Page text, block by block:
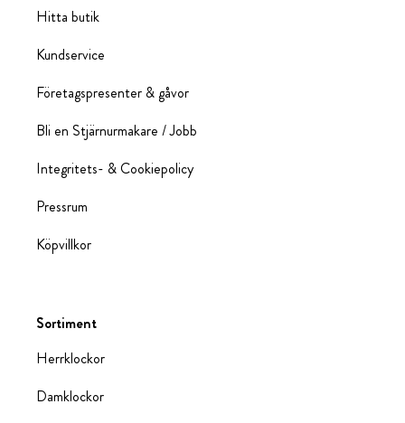
Hitta butik
Kundservice
Företagspresenter & gåvor
Bli en Stjärnurmakare / Jobb
Integritets- & Cookiepolicy
Pressrum
Köpvillkor
Sortiment
Herrklockor
Damklockor